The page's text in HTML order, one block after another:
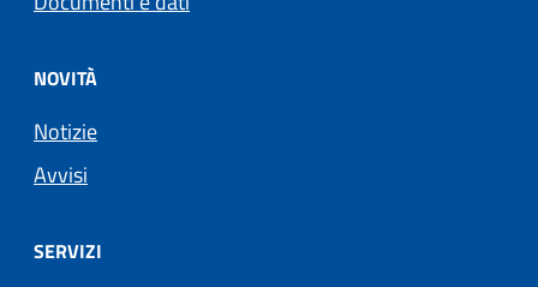
NOVITÀ
Notizie
Avvisi
SERVIZI